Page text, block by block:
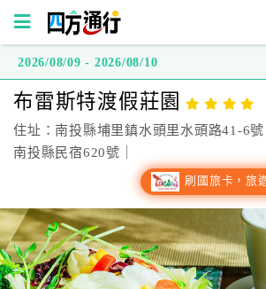
方
通
行
台
灣
2026/08/09 - 2026/08/10
布雷斯特渡假莊園
住址：南投縣埔里鎮水頭里水頭路41-6號
南投縣民宿620號｜
刷國旅卡，旅